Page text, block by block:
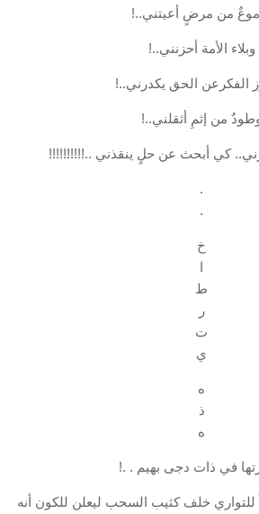
من مرضٍ أعيتني..!
وبلاء الأمة أحزنني..!
الفكرعن الحق يكدرني..!
من إثمِ أثقلني..!
كي أبحث عن حلٍ ينقذني ..!!!!!!!!!!
.
.
خ
ا
ط
ر
ت
ي
ه
ذ
ه
في ذات دجى بهيم . .!
للتواري خلف كثيب السحب ليعلن للكون أنه